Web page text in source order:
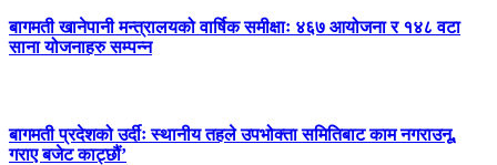
बागमती खानेपानी मन्त्रालयको वार्षिक समीक्षाः ४६७ आयोजना र १४८ वटा
साना योजनाहरु सम्पन्न
बागमती प्रदेशको उर्दीः स्थानीय तहले उपभोक्ता समितिबाट काम नगराउनू,
गराए बजेट काट्छौं’